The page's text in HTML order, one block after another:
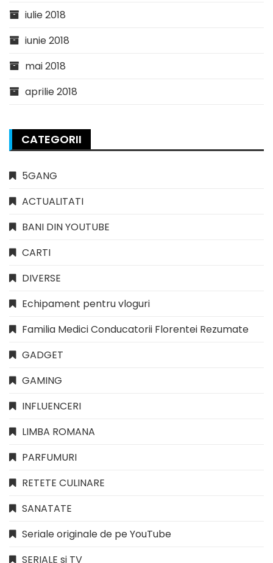
iulie 2018
iunie 2018
mai 2018
aprilie 2018
CATEGORII
5GANG
ACTUALITATI
BANI DIN YOUTUBE
CARTI
DIVERSE
Echipament pentru vloguri
Familia Medici Conducatorii Florentei Rezumate
GADGET
GAMING
INFLUENCERI
LIMBA ROMANA
PARFUMURI
RETETE CULINARE
SANATATE
Seriale originale de pe YouTube
SERIALE si TV